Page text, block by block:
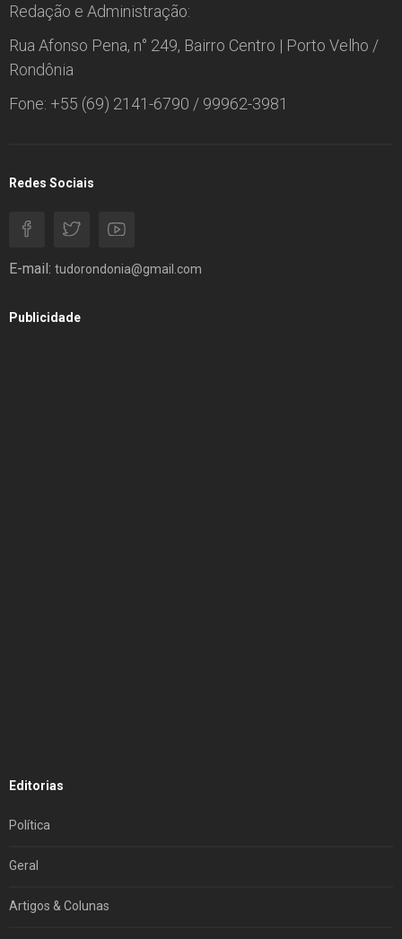
Redação e Administração:
Rua Afonso Pena, n° 249, Bairro Centro | Porto Velho /
Rondônia
Fone: +55 (69) 2141-6790 / 99962-3981
Redes Sociais
E-mail: tudorondonia@gmail.com
Publicidade
Editorias
Política
Geral
Artigos & Colunas